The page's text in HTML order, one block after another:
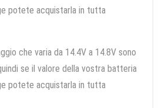
potete acquistarla in tutta
che varia da 14.4V a 14.8V sono
se il valore della vostra batteria
potete acquistarla in tutta